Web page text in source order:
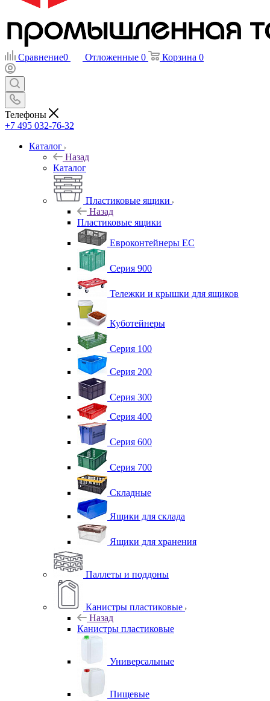
Сравнение0 Отложенные 0 Корзина 0
Телефоны
+7 495 032-76-32
Каталог
Назад
Каталог
Пластиковые ящики
Назад
Пластиковые ящики
Евроконтейнеры ЕС
Серия 900
Тележки и крышки для ящиков
Куботейнеры
Серия 100
Серия 200
Серия 300
Серия 400
Серия 600
Серия 700
Складные
Ящики для склада
Ящики для хранения
Паллеты и поддоны
Канистры пластиковые
Назад
Канистры пластиковые
Универсальные
Пищевые